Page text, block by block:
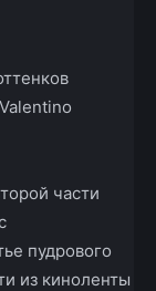
части
пудрового
из киноленты